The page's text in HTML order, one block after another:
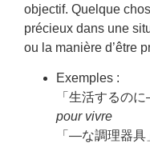
objectif. Quelque
précieux dans une
ou la manière d’être
Exemples :
「生活するの
pour vivre
「—な調理器具